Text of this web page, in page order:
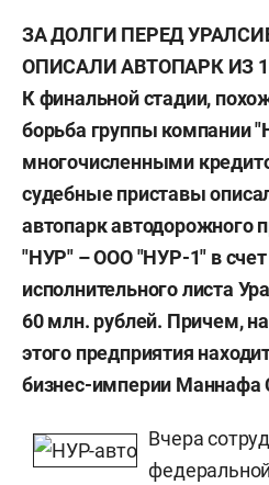
ЗА ДОЛГИ ПЕРЕД
ОПИСАЛИ АВТОПАРК ИЗ
К финальной стадии,
борьба группы компании
многочисленными
судебные приставы
автопарк автодорожного
"НУР" – ООО "НУР-1" в
исполнительного листа
60 млн. рублей. Причем,
этого предприятия
бизнес-империи Маннафа
Вчера